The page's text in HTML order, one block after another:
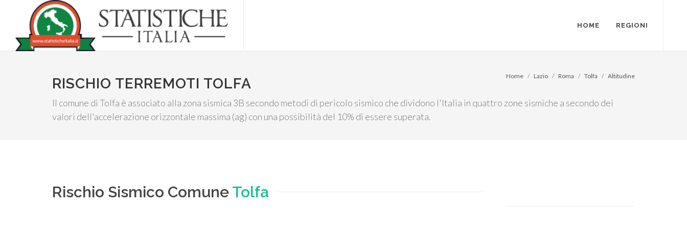
HOME REGIONI
RISCHIO TERREMOTI TOLFA
Il comune di Tolfa è associato alla zona sismica 3B secondo metodi di pericolo sismico che dividono l'Italia in quattro zone sismiche a secondo dei
valori dell'accelerazione orizzontale massima (ag) con una possibilità del 10% di essere superata.
Home Lazio Roma Tolfa Altitudine
Rischio Sismico Comune Tolfa